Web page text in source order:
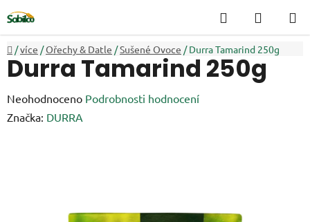
na
obsah
Hledat
KOŠÍK
Domů
/více /Ořechy & Datle /Sušené Ovoce / Durra Tamarind 250g
Durra Tamarind 250g
Průměrné
hodnocení
Neohodnoceno Podrobnosti hodnocení
Značka: DURRA